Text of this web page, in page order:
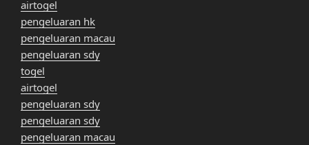
airtogel
pengeluaran hk
pengeluaran macau
pengeluaran sdy
togel
airtogel
pengeluaran sdy
pengeluaran sdy
pengeluaran macau